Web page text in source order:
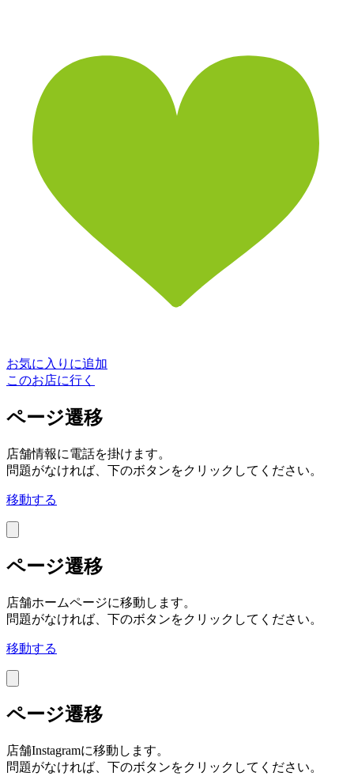
お気に入りに追加
このお店に行く
ページ遷移
店舗情報に電話を掛けます。
問題がなければ、下のボタンをクリックしてください。
移動する
ページ遷移
店舗ホームページに移動します。
問題がなければ、下のボタンをクリックしてください。
移動する
ページ遷移
店舗Instagramに移動します。
問題がなければ、下のボタンをクリックしてください。